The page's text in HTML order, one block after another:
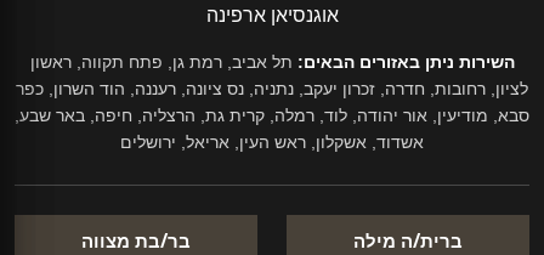
אוגנסיאן ארפינה
השירות ניתן באזורים הבאים: תל אביב, רמת גן, פתח תקווה, ראשון
לציון, רחובות, חדרה, זכרון יעקב, נתניה, נס ציונה, רעננה, הוד השרון, כפר
סבא, מודיעין, אור יהודה, לוד, רמלה, קרית גת, הרצליה, חיפה, באר שבע,
אשדוד, אשקלון, ראש העין, אריאל, ירושלים
ברית/ה מילה בר/בת מצווה